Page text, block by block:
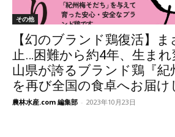
その他
【幻のブランド鶏復活】
止…困難から約4年、生ま
山県が誇るブランド鶏『紀
を再び全国の食卓へお届け
農林水産.com 編集部 - 2023年10月23日